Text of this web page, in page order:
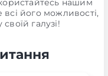
нашим
всі його можливості,
галузі!